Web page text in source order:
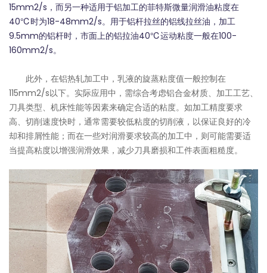
15mm2/s，而另一种适用于铝加工的菲特斯微量润滑油粘度在
40℃时为18-48mm2/s。用于铝杆拉丝的铝线拉丝油，加工
9.5mm的铝杆时，市面上的铝拉油40℃运动粘度一般在100-
160mm2/s。
此外，在铝热轧加工中，乳液的旋蒸粘度值一般控制在
115mm2/s以下。实际应用中，需综合考虑铝合金材质、加工工艺、
刀具类型、机床性能等因素来确定合适的粘度。如加工精度要求
高、切削速度快时，通常需要较低粘度的切削液，以保证良好的冷
却和排屑性能；而在一些对润滑要求较高的加工中，则可能需要适
当提高粘度以增强润滑效果，减少刀具磨损和工件表面粗糙度。